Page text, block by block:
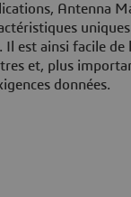
Antenna
Il est ainsi facile de
et, plus
données.